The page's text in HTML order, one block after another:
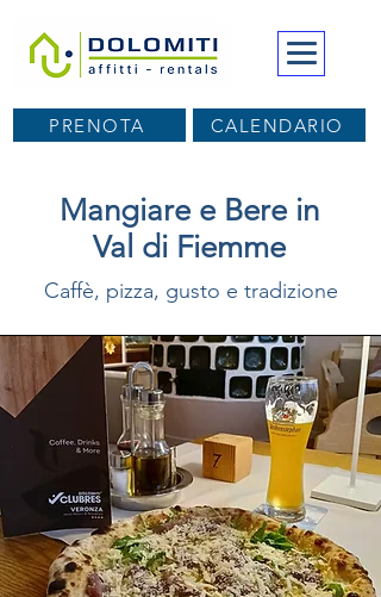
PRENOTA CALENDARIO
Mangiare e Bere in
Val di Fiemme
Caffè, pizza, gusto e tradizione